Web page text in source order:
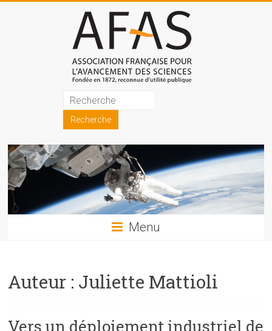
Association
française
pour
l'avancement
des
sciences
les
les
Menu
Auteur : Juliette Mattioli
Vers un déploiement industriel de